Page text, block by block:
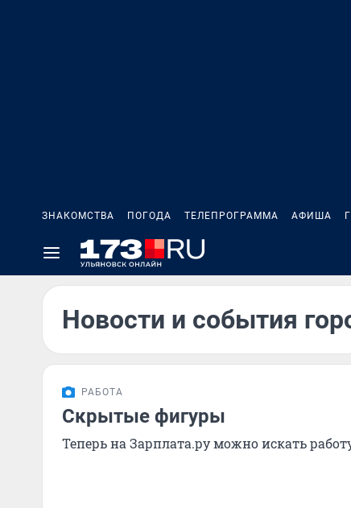
ЗНАКОМСТВА ПОГОДА ТЕЛЕПРОГРАММА АФИША
Новости и события
РАБОТА
Скрытые фигуры
Теперь на Зарплата.ру можно искать